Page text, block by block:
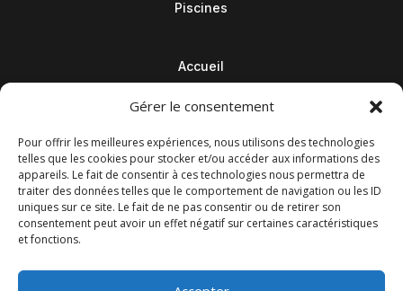
Gérer le consentement
Pour offrir les meilleures expériences, nous utilisons des technologies
telles que les cookies pour stocker et/ou accéder aux informations des
appareils. Le fait de consentir à ces technologies nous permettra de
traiter des données telles que le comportement de navigation ou les ID
uniques sur ce site. Le fait de ne pas consentir ou de retirer son
consentement peut avoir un effet négatif sur certaines caractéristiques
et fonctions.
Piscines
Accueil